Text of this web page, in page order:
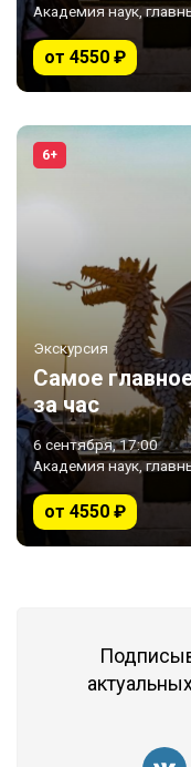
Академия наук,
от 4550 ₽
6+
Экскурсия
Самое
за час
6 сентября, 17:00
Академия наук,
от 4550 ₽